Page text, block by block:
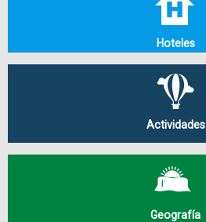
Hoteles
Actividades
Geografía